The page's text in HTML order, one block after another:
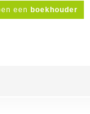
een boekhouder